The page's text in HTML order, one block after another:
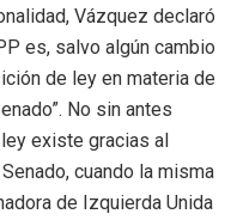
Vázquez declaró
es, salvo algún cambio
de ley en materia de
No sin antes
existe gracias al
cuando la misma
de Izquierda Unida